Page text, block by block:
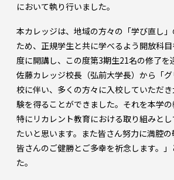
において執り行いました。
本カレッジは、地域の方々の「学び直し
ため、正規学生と共に学べるよう開放科
度に開講し、この度第3期生21名の修了を
佐藤カレッジ校長（弘前大学長）から「
校に伴い、多くの方々に入校していただ
験を得ることができました。それを本学の
特にリカレント教育における取り組みと
たいと思います。また皆さん努力に満腔
皆さんのご健勝とご多幸を祈念します。
た。